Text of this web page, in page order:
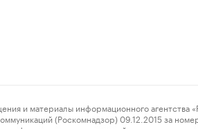
информационного агентства
(Роскомнадзор) 09.12.2015 за